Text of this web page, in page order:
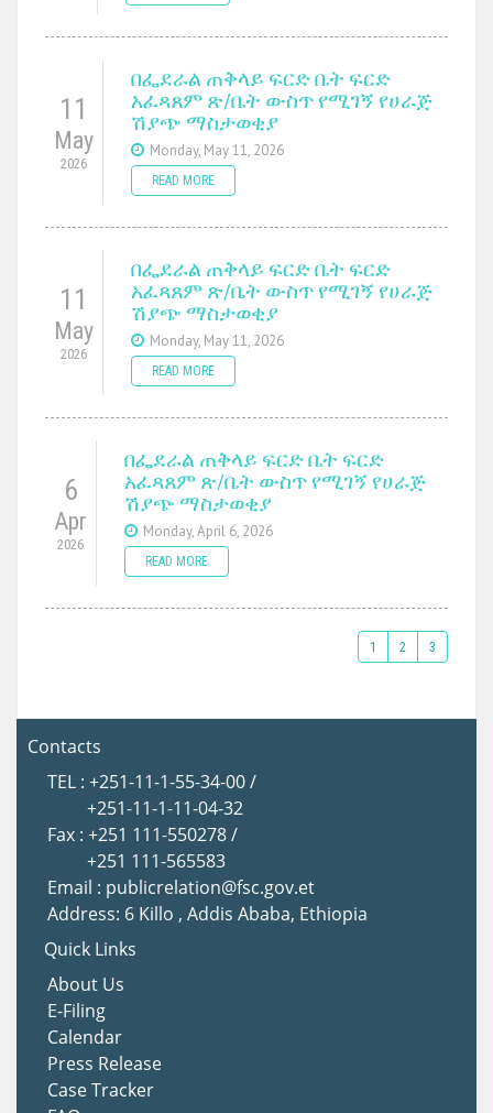
11
May
2026
በፌደራል ጠቅላይ ፍርድ ቤት ፍርድ
አፈጻጸም ጽ/ቤት ውስጥ የሚገኝ የሀራጅ
ሽያጭ ማስታወቂያ
Monday, May 11, 2026
READ MORE
11
May
2026
በፌደራል ጠቅላይ ፍርድ ቤት ፍርድ
አፈጻጸም ጽ/ቤት ውስጥ የሚገኝ የሀራጅ
ሽያጭ ማስታወቂያ
Monday, May 11, 2026
READ MORE
6
Apr
2026
በፌደራል ጠቅላይ ፍርድ ቤት ፍርድ
አፈጻጸም ጽ/ቤት ውስጥ የሚገኝ የሀራጅ
ሽያጭ ማስታወቂያ
Monday, April 6, 2026
READ MORE
1 2 3
Contacts
TEL : +251-11-1-55-34-00 /
+251-11-1-11-04-32
Fax : +251 111-550278 /
+251 111-565583
Email : publicrelation@fsc.gov.et
Address: 6 Killo , Addis Ababa, Ethiopia
Quick Links
About Us
E-Filing
Calendar
Press Release
Case Tracker